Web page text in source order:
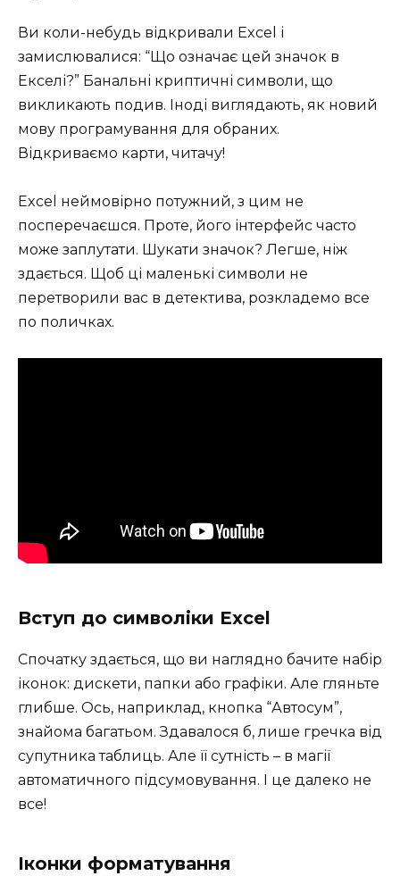
Ви коли-небудь відкривали Excel і
замислювалися: “Що означає цей значок в
Екселі?” Банальні криптичні символи, що
викликають подив. Іноді виглядають, як новий
мову програмування для обраних.
Відкриваємо карти, читачу!
Excel неймовірно потужний, з цим не
посперечаєшся. Проте, його інтерфейс часто
може заплутати. Шукати значок? Легше, ніж
здається. Щоб ці маленькі символи не
перетворили вас в детектива, розкладемо все
по поличках.
Вступ до символіки Excel
Спочатку здається, що ви наглядно бачите набір
іконок: дискети, папки або графіки. Але гляньте
глибше. Ось, наприклад, кнопка “Автосум”,
знайома багатьом. Здавалося б, лише гречка від
супутника таблиць. Але її сутність – в магії
автоматичного підсумовування. І це далеко не
все!
Іконки форматування